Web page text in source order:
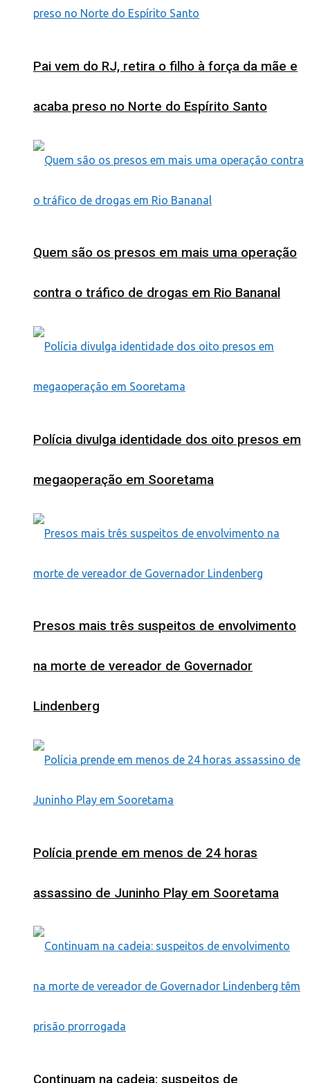
Pai vem do RJ, retira o filho à força da mãe e
acaba preso no Norte do Espírito Santo
Quem são os presos em mais uma operação
contra o tráfico de drogas em Rio Bananal
Polícia divulga identidade dos oito presos em
megaoperação em Sooretama
Presos mais três suspeitos de envolvimento
na morte de vereador de Governador
Lindenberg
Polícia prende em menos de 24 horas
assassino de Juninho Play em Sooretama
Continuam na cadeia: suspeitos de